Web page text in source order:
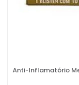
Anti-Inflamatório